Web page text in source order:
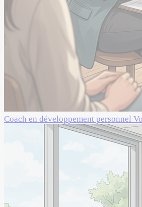
Coach en développement personnel